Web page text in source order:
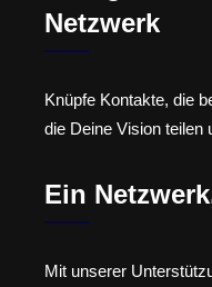
Netzwerk
Knüpfe Kontakte, die
die Deine Vision teilen
Ein
Mit unserer